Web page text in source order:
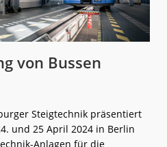
von Bussen
Steigtechnik präsentiert
und 25 April 2024 in Berlin
Anlagen für die